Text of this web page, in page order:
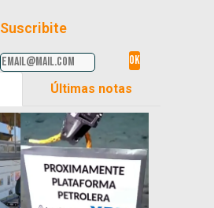
Suscribite
Últimas notas